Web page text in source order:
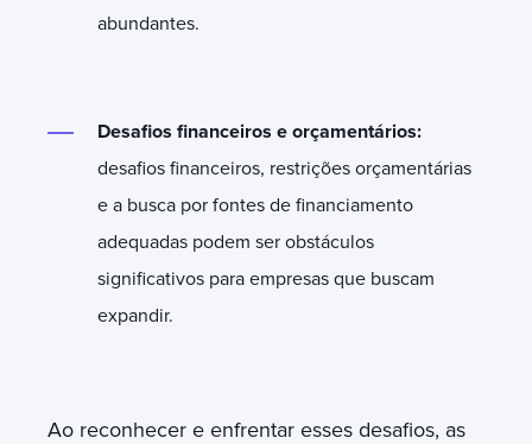
abundantes.
Desafios financeiros e orçamentários:
desafios financeiros, restrições orçamentárias
e a busca por fontes de financiamento
adequadas podem ser obstáculos
significativos para empresas que buscam
expandir.
Ao reconhecer e enfrentar esses desafios, as